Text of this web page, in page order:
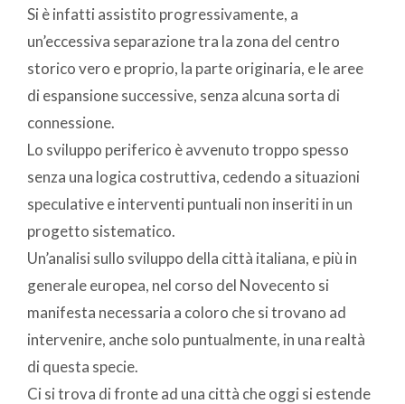
Si è infatti assistito progressivamente, a
un’eccessiva separazione tra la zona del centro
storico vero e proprio, la parte originaria, e le aree
di espansione successive, senza alcuna sorta di
connessione.
Lo sviluppo periferico è avvenuto troppo spesso
senza una logica costruttiva, cedendo a situazioni
speculative e interventi puntuali non inseriti in un
progetto sistematico.
Un’analisi sullo sviluppo della città italiana, e più in
generale europea, nel corso del Novecento si
manifesta necessaria a coloro che si trovano ad
intervenire, anche solo puntualmente, in una realtà
di questa specie.
Ci si trova di fronte ad una città che oggi si estende